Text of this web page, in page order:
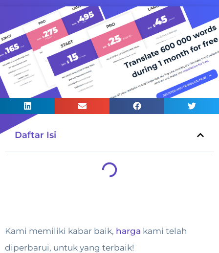
Daftar Isi
Kami memiliki kabar baik, harga kami telah
diperbarui, untuk yang terbaik!